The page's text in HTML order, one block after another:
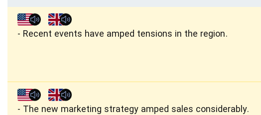
Recent events have amped tensions in the region.
The new marketing strategy amped sales considerably.